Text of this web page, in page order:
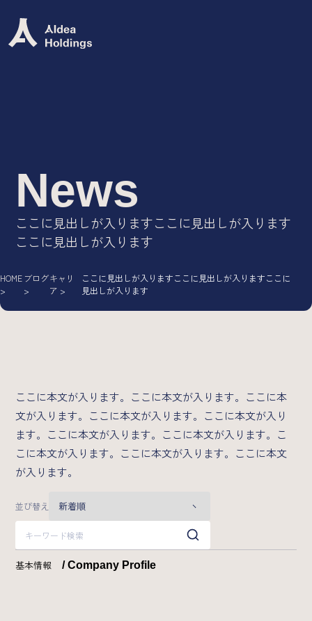
Group Company
IT専門人材エージェント/
AIdea Engineers
IT特化型M&A支援サービス/
カンパニーデック 成長戦略
News
Recruit
News
ここに見出しが入りますここに見出しが入ります
ここに見出しが入ります
HOME ブログキャリ
ア
ここに見出しが入りますここに見出しが入りますここに
見出しが入ります
ここに本文が入ります。ここに本文が入ります。ここに本
文が入ります。ここに本文が入ります。ここに本文が入り
ます。ここに本文が入ります。ここに本文が入ります。こ
こに本文が入ります。ここに本文が入ります。ここに本文
が入ります。
並び替え
基本情報 / Company Profile